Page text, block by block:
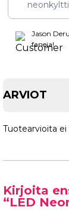
Jason
faneja!
ARVIOT
Tuotearvioita ei
Kirjoita
“LED